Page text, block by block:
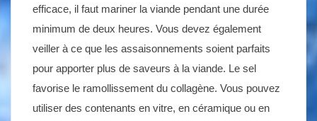
efficace, il faut mariner la viande pendant une durée
minimum de deux heures. Vous devez également
veiller à ce que les assaisonnements soient parfaits
pour apporter plus de saveurs à la viande. Le sel
favorise le ramollissement du collagène. Vous pouvez
utiliser des contenants en vitre, en céramique ou en